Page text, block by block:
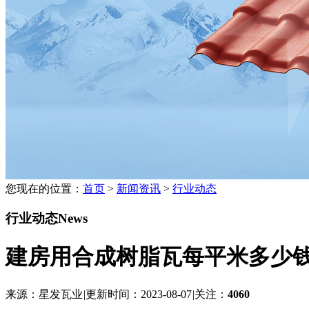
您现在的位置： 首页 > 新闻资讯 > 行业动态
行业动态News
建房用合成树脂瓦每平米多少
来源：星发瓦业|更新时间：2023-08-07|关注： 4060